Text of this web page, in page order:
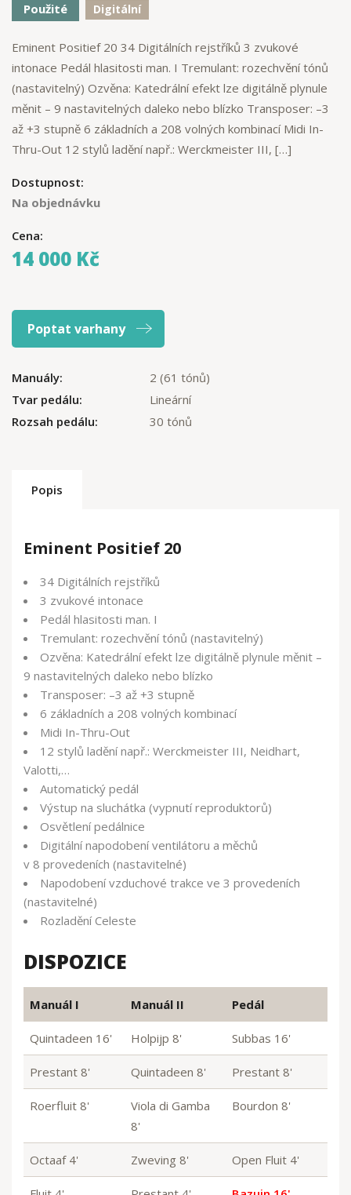
Použité Digitální
Eminent Positief 20 34 Digitálních rejstříků 3 zvukové
intonace Pedál hlasitosti man. I Tremulant: rozechvění tónů
(nastavitelný) Ozvěna: Katedrální efekt lze digitálně plynule
měnit – 9 nastavitelných daleko nebo blízko Transposer: –3
až +3 stupně 6 základních a 208 volných kombinací Midi In-
Thru-Out 12 stylů ladění např.: Werckmeister III, […]
Dostupnost:
Na objednávku
Cena:
14 000 Kč
Poptat varhany
Manuály:
2 (61 tónů)
Tvar pedálu:
Lineární
Rozsah pedálu:
30 tónů
Popis
Eminent Positief 20
34 Digitálních rejstříků
3 zvukové intonace
Pedál hlasitosti man. I
Tremulant: rozechvění tónů (nastavitelný)
Ozvěna: Katedrální efekt lze digitálně plynule měnit –
9 nastavitelných daleko nebo blízko
Transposer: –3 až +3 stupně
6 základních a 208 volných kombinací
Midi In-Thru-Out
12 stylů ladění např.: Werckmeister III, Neidhart,
Valotti,…
Automatický pedál
Výstup na sluchátka (vypnutí reproduktorů)
Osvětlení pedálnice
Digitální napodobení ventilátoru a měchů
v 8 provedeních (nastavitelné)
Napodobení vzduchové trakce ve 3 provedeních
(nastavitelné)
Rozladění Celeste
DISPOZICE
Manuál I Manuál II Pedál
Quintadeen 16' Holpijp 8' Subbas 16'
Prestant 8' Quintadeen 8' Prestant 8'
Roerfluit 8'
Viola di Gamba
8'
Bourdon 8'
Octaaf 4' Zweving 8' Open Fluit 4'